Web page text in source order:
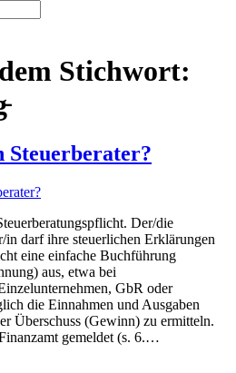
Stichwort:
Steuerberater?
Der/die
darf ihre steuerlichen Erklärungen
eine einfache Buchführung
aus, etwa bei
GbR oder
die Einnahmen und Ausgaben
Überschuss (Gewinn) zu ermitteln.
gemeldet (s. 6.…